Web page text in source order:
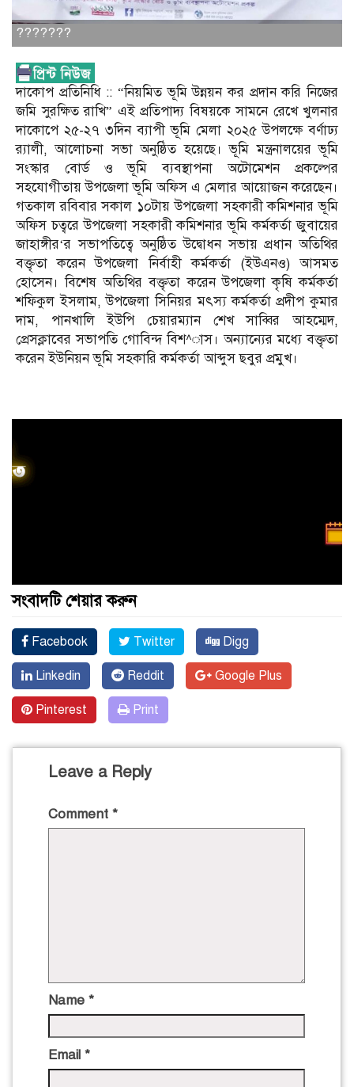
???????
দাকোপ প্রতিনিধি :: “নিয়মিত ভূমি উন্নয়ন কর প্রদান করি নিজের
জমি সুরক্ষিত রাখি” এই প্রতিপাদ্য বিষয়কে সামনে রেখে খুলনার
দাকোপে ২৫-২৭ ৩দিন ব্যাপী ভূমি মেলা ২০২৫ উপলক্ষে বর্ণাঢ্য
র‌্যালী, আলোচনা সভা অনুষ্ঠিত হয়েছে। ভূমি মন্ত্রনালয়ের ভূমি
সংস্কার বোর্ড ও ভূমি ব্যবস্থাপনা অটোমেশন প্রকল্পের
সহযোগীতায় উপজেলা ভূমি অফিস এ মেলার আয়োজন করেছেন।
গতকাল রবিবার সকাল ১০টায় উপজেলা সহকারী কমিশনার ভূমি
অফিস চত্বরে উপজেলা সহকারী কমিশনার ভূমি কর্মকর্তা জুবায়ের
জাহাঙ্গীর‘র সভাপতিত্বে অনুষ্ঠিত উদ্বোধন সভায় প্রধান অতিথির
বক্তৃতা করেন উপজেলা নির্বাহী কর্মকর্তা (ইউএনও) আসমত
হোসেন। বিশেষ অতিথির বক্তৃতা করেন উপজেলা কৃষি কর্মকর্তা
শফিকুল ইসলাম, উপজেলা সিনিয়র মৎস্য কর্মকর্তা প্রদীপ কুমার
দাম, পানখালি ইউপি চেয়ারম্যান শেখ সাব্বির আহম্মেদ,
প্রেসক্লাবের সভাপতি গোবিন্দ বিশ^াস। অন্যান্যের মধ্যে বক্তৃতা
করেন ইউনিয়ন ভূমি সহকারি কর্মকর্তা আব্দুস ছবুর প্রমুখ।
সংবাদটি শেয়ার করুন
Facebook Twitter Digg
Linkedin Reddit Google Plus
Pinterest Print
Leave a Reply
Comment *
Name *
Email *